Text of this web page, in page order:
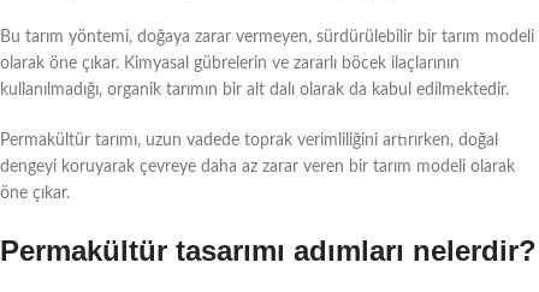
Bu tarım yöntemi, doğaya zarar vermeyen, sürdürülebilir bir tarım modeli
olarak öne çıkar. Kimyasal gübrelerin ve zararlı böcek ilaçlarının
kullanılmadığı, organik tarımın bir alt dalı olarak da kabul edilmektedir.
Permakültür tarımı, uzun vadede toprak verimliliğini artırırken, doğal
dengeyi koruyarak çevreye daha az zarar veren bir tarım modeli olarak
öne çıkar.
Permakültür tasarımı adımları nelerdir?